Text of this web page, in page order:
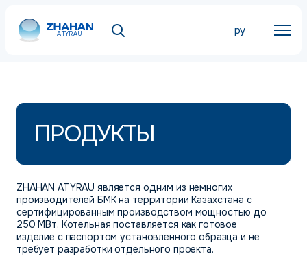
ATYRAU ру
ПРОДУКТЫ
ZHAHAN ATYRAU является одним из немногих
производителей БМК на территории Казахстана с
сертифицированным производством мощностью до
250 МВт. Котельная поставляется как готовое
изделие с паспортом установленного образца и не
требует разработки отдельного проекта.